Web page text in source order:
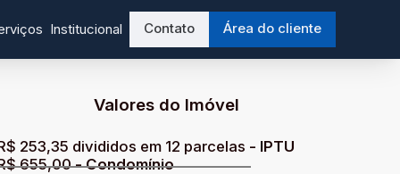
Área do cliente
Contato
Institucional
Valores do Imóvel
253,35 divididos em 12 parcelas
655,00